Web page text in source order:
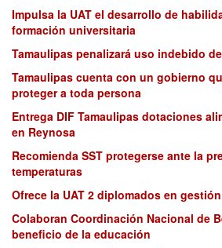
Impulsa la UAT el desarrollo de
formación universitaria
Tamaulipas penalizará uso indebido
Tamaulipas cuenta con un gobierno
proteger a toda persona
Entrega DIF Tamaulipas dotaciones
en Reynosa
Recomienda SST protegerse ante la
temperaturas
Ofrece la UAT 2 diplomados en gestión
Colaboran Coordinación Nacional de
beneficio de la educación